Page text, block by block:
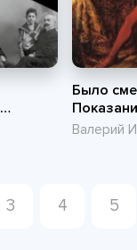
Было
Валерий
3 4 5